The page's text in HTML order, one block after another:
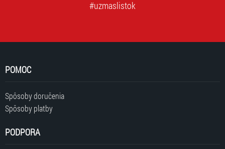
#uzmaslistok
POMOC
Spôsoby doručenia
Spôsoby platby
PODPORA